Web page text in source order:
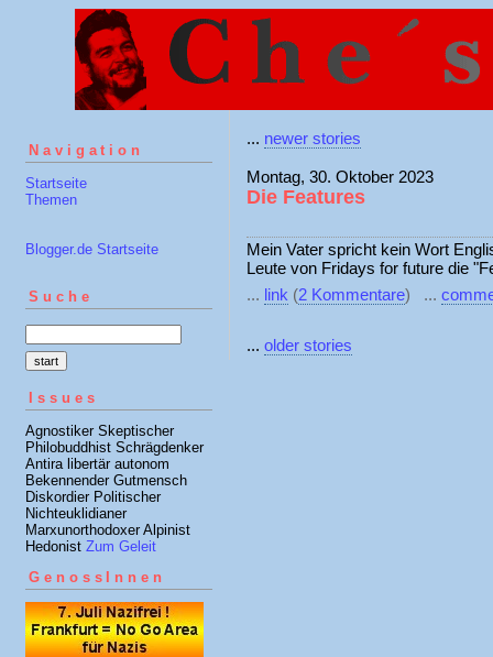
Navigation
Startseite
Themen
Blogger.de Startseite
Suche
Issues
Agnostiker Skeptischer
Philobuddhist Schrägdenker
Antira libertär autonom
Bekennender Gutmensch
Diskordier Politischer
Nichteuklidianer
Marxunorthodoxer Alpinist
Hedonist Zum Geleit
GenossInnen
... newer stories
Montag, 30. Oktober 2023
Die Features
Mein Vater spricht kein Wort
Leute von Fridays for future die
... link (2 Kommentare) ...
... older stories